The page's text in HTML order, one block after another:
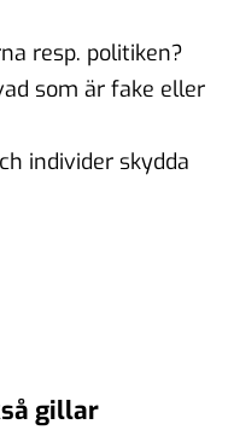
resp. politiken?
som är fake eller
individer skydda
gillar